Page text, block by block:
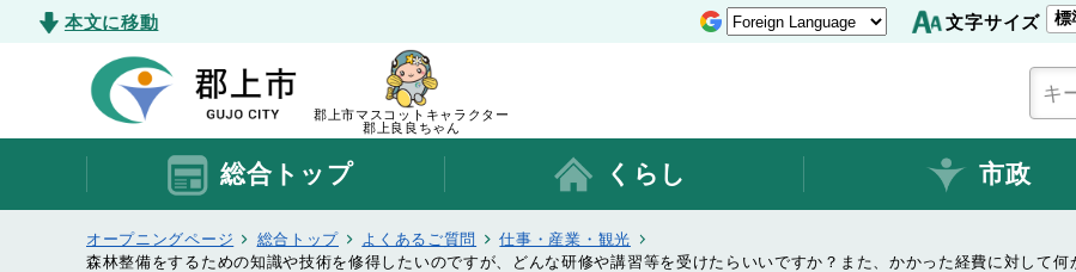
本文に移動 文字サイズ 標
郡上市マスコットキャラクター
郡上良良ちゃん
総合トップ くらし 市政
オープニングページ 総合トップ よくあるご質問
仕事・産業・観光
森林整備をするための知識や技術を修得したいのですが、どんな研修や講習等を受けたらいいですか？また、かかった経費に対して何